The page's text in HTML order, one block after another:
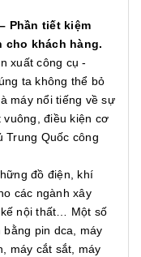
Phần tiết kiệm
cho khách hàng.
xuất công cụ -
ta không thể bỏ
máy nổi tiếng về sự
vuông, điều kiện cơ
Trung Quốc công
đồ điện, khí
các ngành xây
nội thất… Một số
pin dca, máy
máy cắt sắt, máy